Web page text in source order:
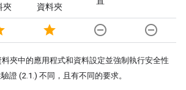
夾
資料夾
star remove_circle_outline remove_circle_outline
夾中的應用程式和資料設定並強制執行安全性
證 (2.1.) 不同，且有不同的要求。